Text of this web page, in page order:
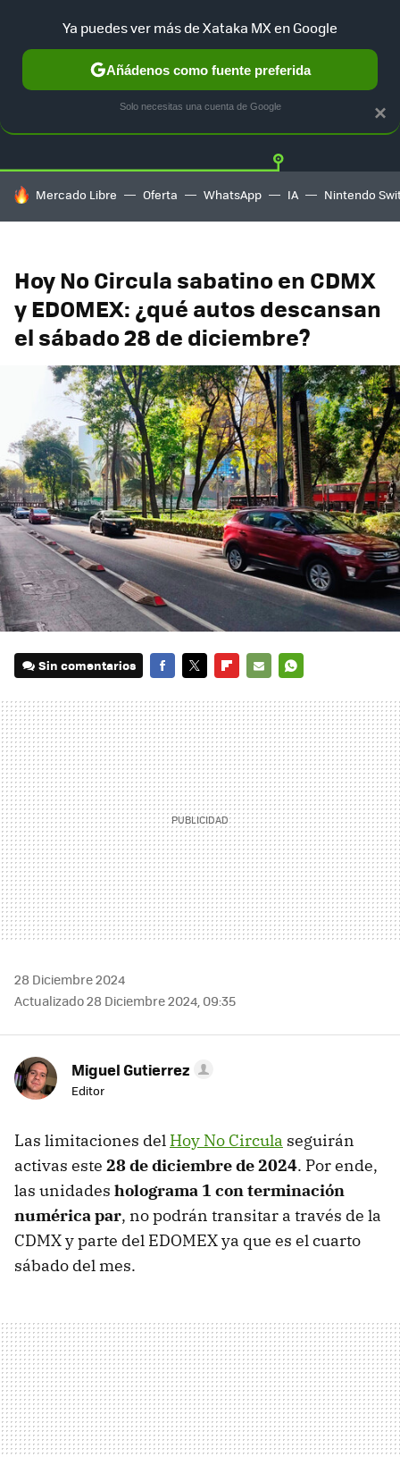
TESLA UBER AUTO ELECTRICO Twitter
HOY SE HABLA DE
Mercado Libre Oferta WhatsApp IA Nintendo
Hoy No Circula sabatino en CDMX
y EDOMEX: ¿qué autos descansan
el sábado 28 de diciembre?
Sin comentarios
MAIL
28 Diciembre 2024
Actualizado 28 Diciembre 2024, 09:35
Miguel Gutierrez
Editor
Las limitaciones del Hoy No Circula seguirán
activas este 28 de diciembre de 2024. Por ende,
las unidades holograma 1 con terminación
numérica par, no podrán transitar a través de la
CDMX y parte del EDOMEX ya que es el cuarto
sábado del mes.
×
Ya puedes ver más de Xataka MX en Google
Añádenos como fuente preferida
Solo necesitas una cuenta de Google